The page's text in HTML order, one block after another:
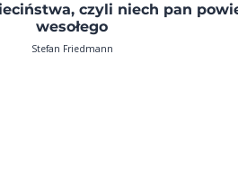
czyli niech pan
wesołego
Stefan Friedmann